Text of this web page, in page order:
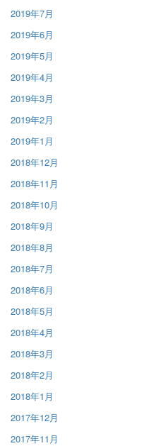
2019年7月
2019年6月
2019年5月
2019年4月
2019年3月
2019年2月
2019年1月
2018年12月
2018年11月
2018年10月
2018年9月
2018年8月
2018年7月
2018年6月
2018年5月
2018年4月
2018年3月
2018年2月
2018年1月
2017年12月
2017年11月